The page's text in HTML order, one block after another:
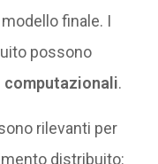
finale. I
possono
computazionali.
rilevanti per
distribuito: